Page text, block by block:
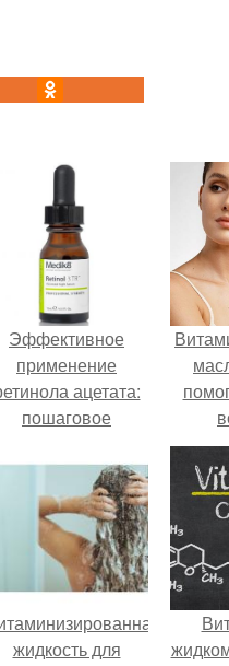
Эффективное
применение
ацетата:
пошаговое
жидкость для